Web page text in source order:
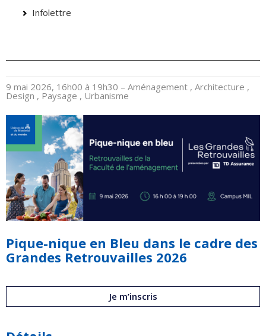
Infolettre
9 mai 2026, 16h00 à 19h30 – Aménagement , Architecture ,
Design , Paysage , Urbanisme
Pique-nique en Bleu dans le cadre des
Grandes Retrouvailles 2026
Je m’inscris